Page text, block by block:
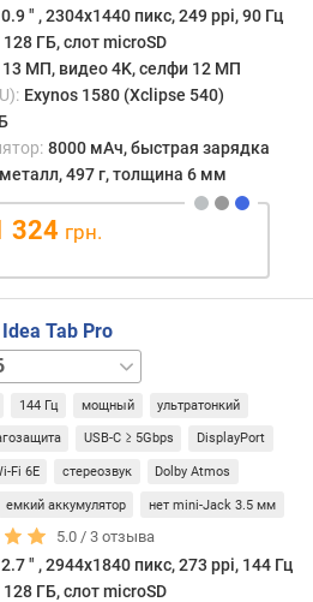
″ , 2304x1440 пикс, 249 ppi, 90 Гц
128 ГБ, слот microSD
13 МП, видео 4K, селфи 12 МП
Exynos 1580 (Xclipse 540)
8000 мАч, быстрая зарядка
металл, 497 г, толщина 6 мм
324 грн.
Tab Pro
144 Гц мощный ультратонкий
USB-C ≥ 5Gbps DisplayPort
Fi 6E стереозвук Dolby Atmos
емкий аккумулятор нет mini-Jack 3.5 мм
5.0 /3 отзыва
″ , 2944x1840 пикс, 273 ppi, 144 Гц
128 ГБ, слот microSD